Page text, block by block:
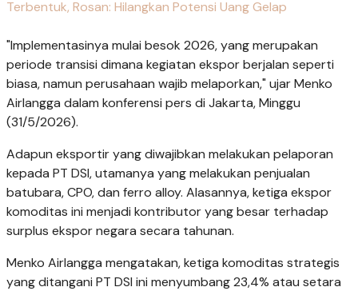
Terbentuk, Rosan: Hilangkan Potensi Uang Gelap
"Implementasinya mulai besok 2026, yang merupakan
periode transisi dimana kegiatan ekspor berjalan seperti
biasa, namun perusahaan wajib melaporkan," ujar Menko
Airlangga dalam konferensi pers di Jakarta, Minggu
(31/5/2026).
Adapun eksportir yang diwajibkan melakukan pelaporan
kepada PT DSI, utamanya yang melakukan penjualan
batubara, CPO, dan ferro alloy. Alasannya, ketiga ekspor
komoditas ini menjadi kontributor yang besar terhadap
surplus ekspor negara secara tahunan.
Menko Airlangga mengatakan, ketiga komoditas strategis
yang ditangani PT DSI ini menyumbang 23,4% atau setara